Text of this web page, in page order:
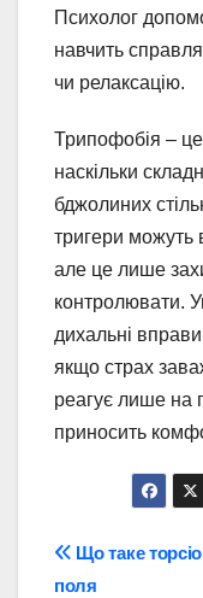
Психолог
навчить
чи релаксацію.
Трипофобія –
наскільки
бджолиних
тригери можуть
але це лише
контролювати.
дихальні
якщо страх
реагує лише на
приносить
Що таке
поля